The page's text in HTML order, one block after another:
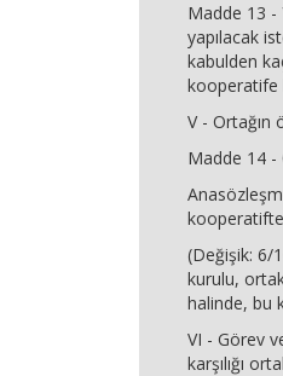
Madde 13 -
yapılacak
kabulden
kooperatife
V - Ortağın
Madde 14 -
(Değişik: 6/
kurulu,
halinde, bu
VI - Görev
karşılığı